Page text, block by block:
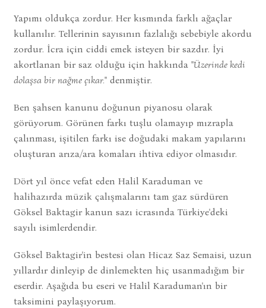
Yapımı oldukça zordur. Her kısmında farklı ağaçlar
kullanılır. Tellerinin sayısının fazlalığı sebebiyle akordu
zordur. İcra için ciddi emek isteyen bir sazdır. İyi
akortlanan bir saz olduğu için hakkında "Üzerinde kedi
dolaşsa bir nağme çıkar." denmiştir.
Ben şahsen kanunu doğunun piyanosu olarak
görüyorum. Görünen farkı tuşlu olamayıp mızrapla
çalınması, işitilen farkı ise doğudaki makam yapılarını
oluşturan arıza/ara komaları ihtiva ediyor olmasıdır.
Dört yıl önce vefat eden Halil Karaduman ve
halihazırda müzik çalışmalarını tam gaz sürdüren
Göksel Baktagir kanun sazı icrasında Türkiye'deki
sayılı isimlerdendir.
Göksel Baktagir'in bestesi olan Hicaz Saz Semaisi, uzun
yıllardır dinleyip de dinlemekten hiç usanmadığım bir
eserdir. Aşağıda bu eseri ve Halil Karaduman'ın bir
taksimini paylaşıyorum.